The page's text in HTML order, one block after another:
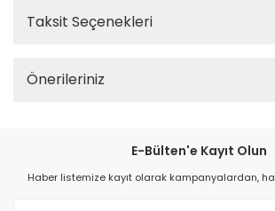
Taksit Seçenekleri
Önerileriniz
E-Bülten'e Kayıt Olun
Haber listemize kayıt olarak kampanyalardan,